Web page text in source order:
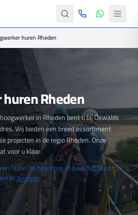
huren Rheden
Rheden
in Rheden bent u bij Oswalds
Wij bieden een breed assortiment
projecten in de regio Rheden. Onze
voor u klaar.
Laat 'm bezorgen of haal het af op
inArnhem